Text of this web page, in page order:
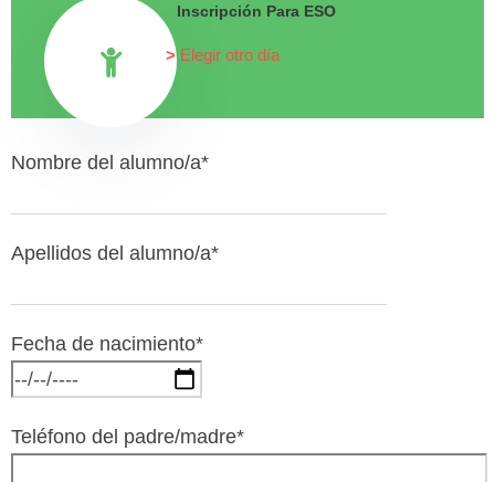
Inscripción Para ESO
Elegir otro día
Nombre del alumno/a*
Apellidos del alumno/a*
Fecha de nacimiento*
Teléfono del padre/madre*